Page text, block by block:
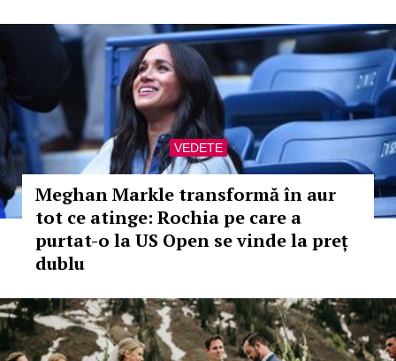
VEDETE
Meghan Markle transformă în aur
tot ce atinge: Rochia pe care a
purtat-o la US Open se vinde la preț
dublu